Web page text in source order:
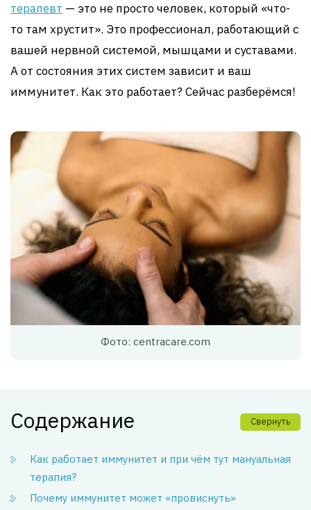
терапевт — это не просто человек, который «что-
то там хрустит». Это профессионал, работающий с
вашей нервной системой, мышцами и суставами.
А от состояния этих систем зависит и ваш
иммунитет. Как это работает? Сейчас разберёмся!
Фото: centracare.com
Содержание Свернуть
Как работает иммунитет и при чём тут мануальная
терапия?
Почему иммунитет может «провиснуть»